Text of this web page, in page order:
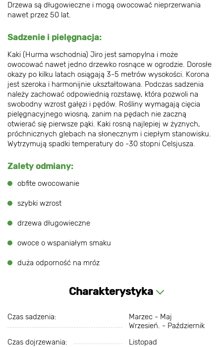
Drzewa są długowieczne i mogą owocować nieprzerwania
nawet przez 50 lat.
Sadzenie i pielęgnacja:
Kaki (Hurma wschodnia) Jiro jest samopylna i może
owocować nawet jedno drzewko rosnące w ogrodzie. Dorosłe
okazy po kilku latach osiągają 3-5 metrów wysokości. Korona
jest szeroka i harmonijnie ukształtowana. Podczas sadzenia
należy zachować odpowiednią rozstawę, która pozwoli na
swobodny wzrost gałęzi i pędów. Rośliny wymagają cięcia
pielęgnacyjnego wiosną, zanim na pędach nie zaczną
otwierać się pierwsze pąki. Kaki rosną najlepiej w żyznych,
próchnicznych glebach na słonecznym i ciepłym stanowisku.
Wytrzymują spadki temperatury do -30 stopni Celsjusza.
Zalety odmiany:
obfite owocowanie
szybki wzrost
drzewa długowieczne
owoce o wspaniałym smaku
duża odporność na mróz
Charakterystyka
Czas sadzenia:
Marzec - Maj
Wrzesień. - Październik
Czas dojrzewania:
Listopad